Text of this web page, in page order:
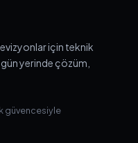
için teknik
yerinde çözüm,
güvencesiyle